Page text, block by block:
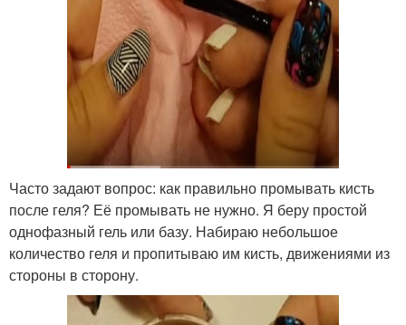
Часто задают вопрос: как правильно промывать кисть
после геля? Её промывать не нужно. Я беру простой
однофазный гель или базу. Набираю небольшое
количество геля и пропитываю им кисть, движениями из
стороны в сторону.